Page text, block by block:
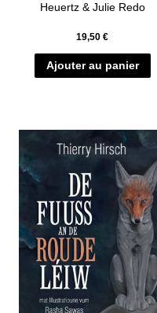
Heuertz & Julie Redo
19,50€
Ajouter au panier